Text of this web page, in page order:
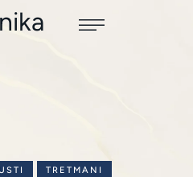
TRETMANI